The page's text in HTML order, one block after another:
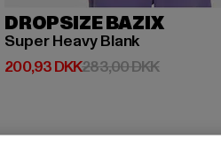
DROPSIZE BAZIX
Super Heavy Blank
200,93 DKK
Nuværende pris: 200,93 DKK
283,00 DKK